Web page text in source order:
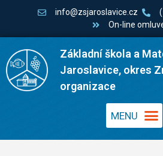
info@zsjaroslavice.cz
On-line
Základní škola a
Jaroslavice, okres
organizace